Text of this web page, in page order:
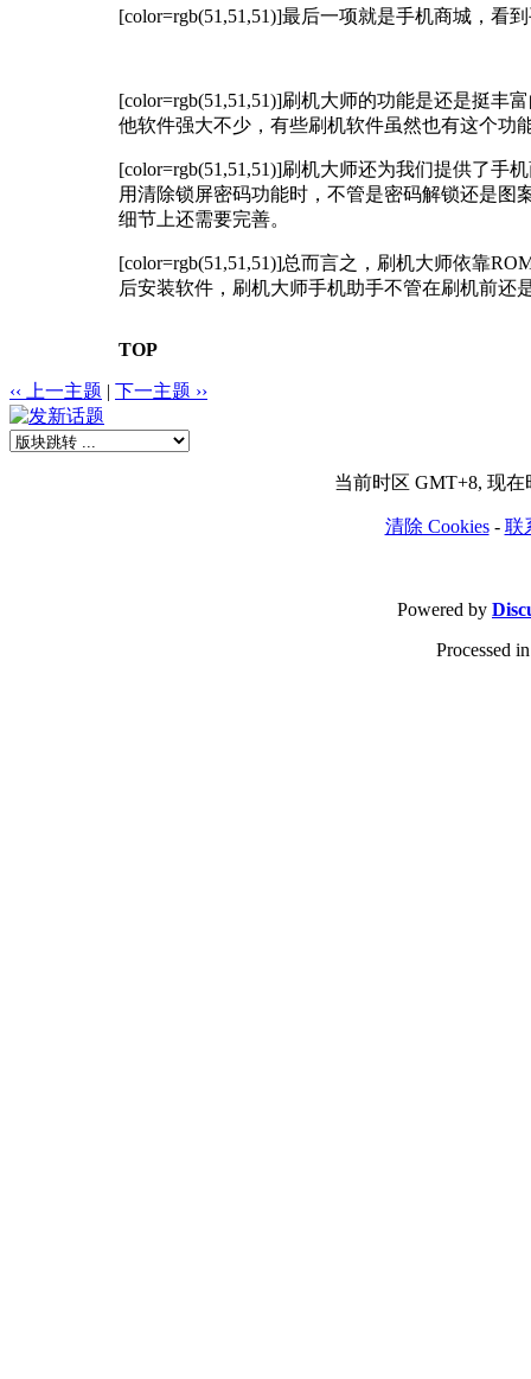
[color=rgb(51,51,51)]最后一项就是手机商城，看
[color=rgb(51,51,51)]刷机大师的功能是还是挺丰
他软件强大不少，有些刷机软件虽然也有这个功
[color=rgb(51,51,51)]刷机大师还为我们提供了手
用清除锁屏密码功能时，不管是密码解锁还是
细节上还需要完善。
[color=rgb(51,51,51)]总而言之，刷机大师依靠
后安装软件，刷机大师手机助手不管在刷机前还
TOP
‹‹ 上一主题 | 下一主题 ››
当前时区 GMT+8, 现在
清除 Cookies- 联
Powered by
Processed